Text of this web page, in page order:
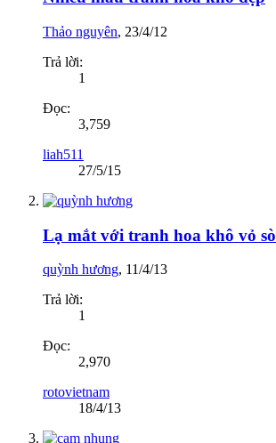
Thảo nguyên, 23/4/12
Trả lời:
1
Đọc:
3,759
liah511
27/5/15
Lạ mắt với tranh hoa khô vỏ sò
quỳnh hương, 11/4/13
Trả lời:
1
Đọc:
2,970
rotovietnam
18/4/13